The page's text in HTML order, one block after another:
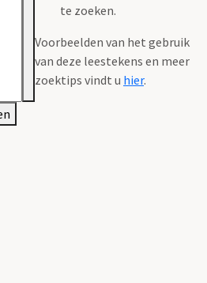
te zoeken.
Voorbeelden van het gebruik
van deze leestekens en meer
zoektips vindt u hier.